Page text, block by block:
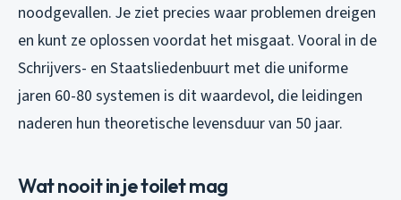
noodgevallen. Je ziet precies waar problemen dreigen
en kunt ze oplossen voordat het misgaat. Vooral in de
Schrijvers- en Staatsliedenbuurt met die uniforme
jaren 60-80 systemen is dit waardevol, die leidingen
naderen hun theoretische levensduur van 50 jaar.
Wat nooit in je toilet mag